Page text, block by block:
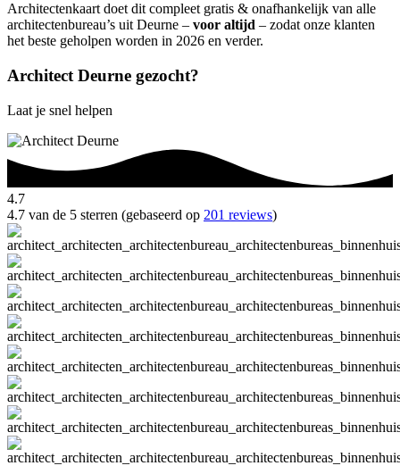
Architectenkaart doet dit compleet gratis & onafhankelijk van alle
architectenbureau’s uit Deurne – voor altijd – zodat onze klanten
het beste geholpen worden in 2026 en verder.
Architect Deurne gezocht?
Laat je snel helpen
4.7
4.7 van de 5 sterren (gebaseerd op 201 reviews)